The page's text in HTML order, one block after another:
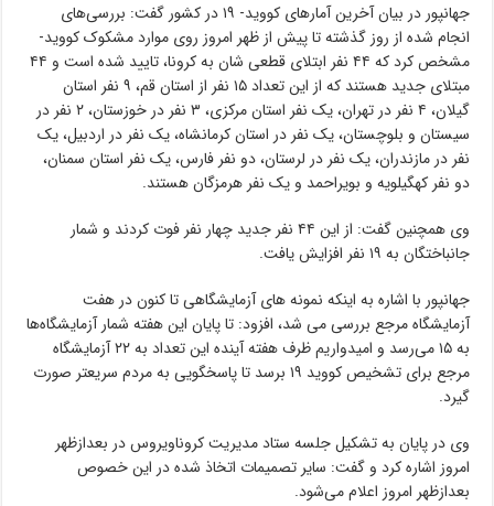
جهانپور در بیان آخرین آمارهای کووید- ۱۹ در کشور گفت:‌ بررسی‌های
انجام شده از روز گذشته تا پیش از ظهر امروز روی موارد مشکوک کووید-
مشخص کرد که ۴۴ نفر ابتلای قطعی‌ شان به کرونا، تایید شده است و ۴۴
مبتلای جدید هستند که از این تعداد ۱۵ نفر از استان قم، ۹ نفر استان
گیلان، ۴ نفر در تهران، یک نفر استان مرکزی، ۳ نفر در خوزستان، ۲ نفر در
سیستان و بلوچستان، یک نفر در استان کرمانشاه، یک نفر در اردبیل، یک
نفر در مازندران، یک نفر در لرستان، دو نفر فارس، یک نفر استان سمنان،
دو نفر کهگیلویه و بویراحمد و یک نفر هرمزگان هستند.
وی همچنین گفت: از این ۴۴ نفر جدید چهار نفر فوت کردند و شمار
جانباختگان به ۱۹ نفر افزایش یافت.
جهانپور با اشاره به اینکه نمونه های آزمایشگاهی تا کنون در هفت
آزمایشگاه مرجع بررسی می شد، افزود: تا پایان این هفته شمار آزمایشگاه‌ها
به ۱۵ می‌رسد و امیدواریم ظرف هفته آینده این تعداد به ۲۲ آزمایشگاه
مرجع برای تشخیص کووید ۱۹ برسد تا پاسخگویی به مردم سریعتر صورت
گیرد.
وی در پایان به تشکیل جلسه ستاد مدیریت کروناویروس در بعدازظهر
امروز اشاره کرد و گفت: سایر تصمیمات اتخاذ شده در این خصوص
بعدازظهر امروز اعلام می‌شود.